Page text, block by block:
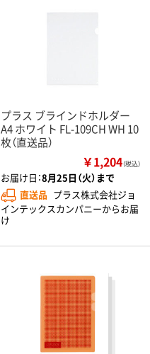
プラス ブラインドホルダー
A4 ホワイト FL-109CH WH 10
枚（直送品）
￥1,204（税込）
お届け日：8月25日（火）まで
直送品 プラス株式会社ジョ
インテックスカンパニーからお届
け